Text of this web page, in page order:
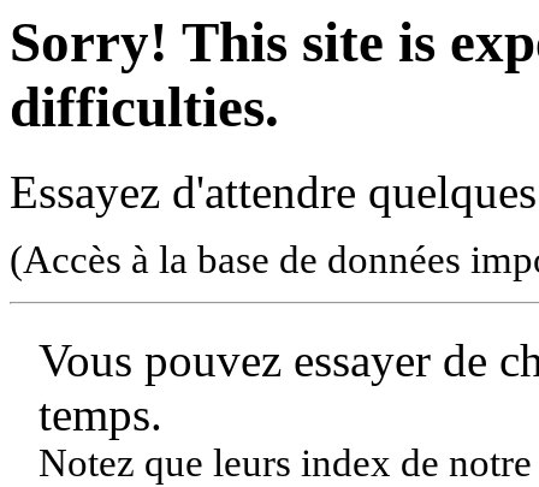
Sorry! This site is
difficulties.
Essayez d'attendre
(Accès à la base de données
Vous pouvez essayer de
temps.
Notez que leurs index de